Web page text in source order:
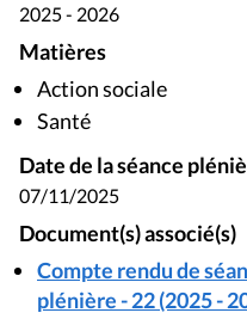
2025 - 2026
Matières
Action sociale
Santé
Date de la séance
07/11/2025
Document(s) associé(s)
Compte rendu de
plénière - 22 (2025 -